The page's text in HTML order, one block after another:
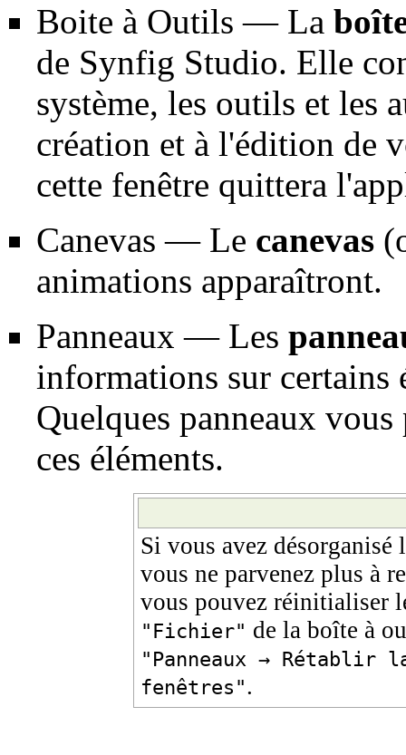
Boite à Outils — La
de Synfig Studio. Elle
système, les outils et les
création et à l'édition de
cette fenêtre quittera
Canevas — Le canevas
animations apparaîtront.
Panneaux — Les
informations sur certains
Quelques panneaux
ces éléments.
Si vous avez
vous ne parvenez plus à
vous pouvez réinitialiser
"Fichier" de la boîte à
"Panneaux →
fenêtres".